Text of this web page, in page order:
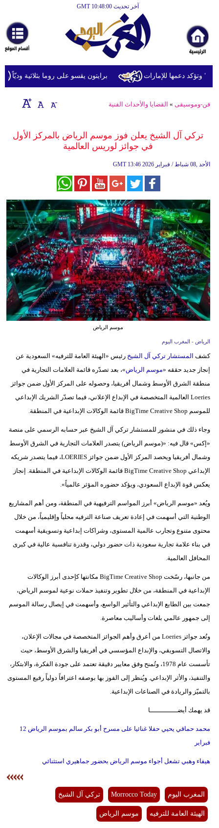
آخر تحديث GMT 10:48:00
أخبارعاجلة
رياضة
ثقافة
إقتصاد
وموسيقى
سياحة
وسفر
ديكور
أخبار
البرلمان
المغربي
مرأة
أزياء
إسلامية
وتكنولوجيا
بيئة
أبراج
سيارات
برايتون يقسو على روما بثلاثية وديّاً وتؤكد دعمها للإمارات
فن-وموسيقى » القضايا والأحداث الفنية
تركي آل الشيخ يعلن فوز موسم الرياض بالمركز الأول
في جوائز لوريس العالمية
GMT 13:46 2026 الأحد ,08 شباط / فبراير
موسم الرياض
الرياض - المغرب اليوم
كشف المستشار تركي آل الشيخ رئيس «الهيئة العامة للترفيه» السعودية عن
إنجاز جديد حققه «موسم الرياض»، بعد تصدّره قائمة العلامات التجارية في
منطقة الشرق الأوسط وشمال أفريقيا، وحصوله على المركز الأول ضمن جوائز
Loeries العالمية المتخصصة في الإبداع الإعلاني، فيما تصدّر الشريك الإبداعي
للموسم BigTime Creative Shop قائمة الوكالات الإبداعية في المنطقة.
وجاء ذلك في منشور للمستشار تركي آل الشيخ عبر حسابه الرسمي على منصة
«إكس» قال فيه: «(موسم الرياض) يتصدر العلامات التجارية في الشرق الأوسط
وشمال أفريقيا ويحصد المركز الأول ضمن جوائز LOERIES، فيما يتصدر شريكه
الإبداعي BigTime Creative Shop قائمة الوكالات الإبداعية في المنطقة. إنجاز
يعكس قوة الإبداع السعودي، ويؤكد حضوره المؤثر عالمياً».
ويُعد «موسم الرياض» أبرز المواسم الترفيهية في المنطقة، ومن أهم المشاريع
الوطنية التي أسهمت في إعادة تعريف صناعة الترفيه محلياً وإقليمياً، من خلال
محتوى متنوع وتجارب عالمية المستوى، وشراكات إبداعية وتسويقية أسهمت
في بناء علامة تجارية سعودية ذات حضور دولي، وقدرة تنافسية عالية في كبرى
المحافل العالمية.
من جانبها، رسّخت BigTime Creative Shop مكانتها كإحدى أبرز الوكالات
الإبداعية في المنطقة، من خلال تطوير وتنفيذ حملات نوعية لموسم الرياض،
جمعت بين الطابع الإبداعي والتأثير الواسع، وأسهمت في إيصال رسالة الموسم
إلى جمهور عالمي بلغات وأساليب معاصرة.
وتُعد جوائز Loeries من أعرق وأهم الجوائز المتخصصة في مجالات الإعلان،
والاتصال التسويقي، والإبداع المؤسسي في أفريقيا والشرق الأوسط، حيث
تأسست عام 1978، وتُمنح وفق معايير دقيقة تعتمد على جودة الفكرة، والابتكار،
والتنفيذ، والأثر الإبداعي. ويُنظر إلى الفوز بها بوصفه اعترافاً دولياً رفيع المستوى
بالتميّز والريادة في الصناعات الإبداعية.
قد يهمك أيضــــــــــــــا
محمد حماقي يحيي حفلا غنائيا على مسرح أبو بكر سالم بموسم الرياض 12
فبراير
هيفاء وهبي تشعل أجواء موسم الرياض بحضور جماهيري استثنائي
المغرب اليوم Morrocco Today تركي آل الشيخ
الهيئة العامة للترفيه موسم الرياض